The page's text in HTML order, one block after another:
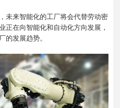
未来智能化的工厂将会代替劳动密
正在向智能化和自动化方向发展，
的发展趋势。